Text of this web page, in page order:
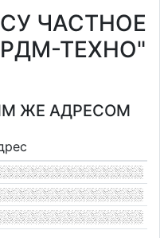
ЧАСТНОЕ
ТЕХНО"
ЖЕ АДРЕСОМ